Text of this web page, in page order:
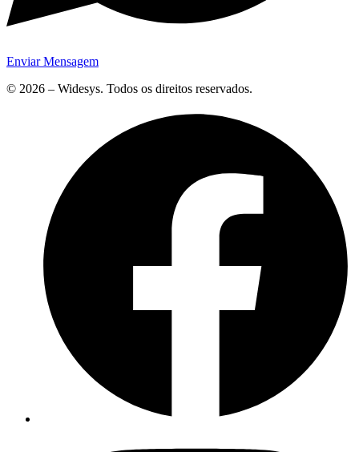
Enviar Mensagem
© 2026 – Widesys. Todos os direitos reservados.